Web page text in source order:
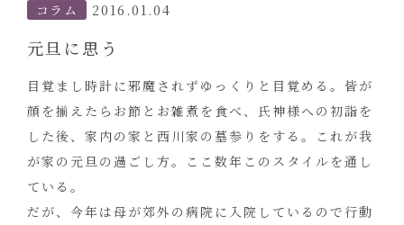
コラム 2016.01.04
元旦に思う
目覚まし時計に邪魔されずゆっくりと目覚める。皆が
顔を揃えたらお節とお雑煮を食べ、氏神様への初詣を
した後、家内の家と西川家の墓参りをする。これが我
が家の元旦の過ごし方。ここ数年このスタイルを通し
ている。
だが、今年は母が郊外の病院に入院しているので行動